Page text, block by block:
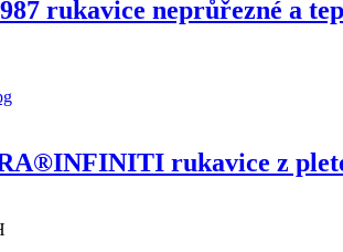
rukavice neprůřezné a
rukavice z